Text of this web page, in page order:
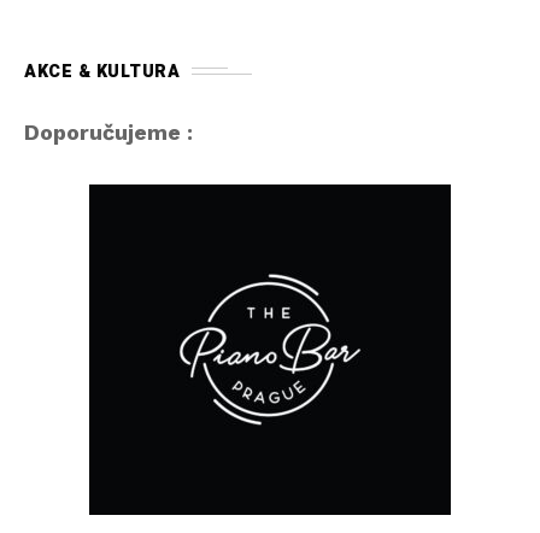
AKCE & KULTURA
Doporučujeme :